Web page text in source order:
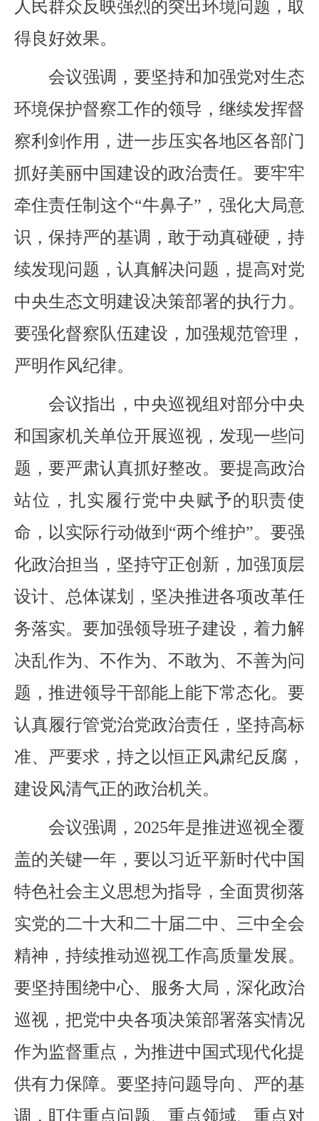
人民群众反映强烈的突出环境问题，取
得良好效果。
会议强调，要坚持和加强党对生态
环境保护督察工作的领导，继续发挥督
察利剑作用，进一步压实各地区各部门
抓好美丽中国建设的政治责任。要牢牢
牵住责任制这个“牛鼻子”，强化大局意
识，保持严的基调，敢于动真碰硬，持
续发现问题，认真解决问题，提高对党
中央生态文明建设决策部署的执行力。
要强化督察队伍建设，加强规范管理，
严明作风纪律。
会议指出，中央巡视组对部分中央
和国家机关单位开展巡视，发现一些问
题，要严肃认真抓好整改。要提高政治
站位，扎实履行党中央赋予的职责使
命，以实际行动做到“两个维护”。要强
化政治担当，坚持守正创新，加强顶层
设计、总体谋划，坚决推进各项改革任
务落实。要加强领导班子建设，着力解
决乱作为、不作为、不敢为、不善为问
题，推进领导干部能上能下常态化。要
认真履行管党治党政治责任，坚持高标
准、严要求，持之以恒正风肃纪反腐，
建设风清气正的政治机关。
会议强调，2025年是推进巡视全覆
盖的关键一年，要以习近平新时代中国
特色社会主义思想为指导，全面贯彻落
实党的二十大和二十届二中、三中全会
精神，持续推动巡视工作高质量发展。
要坚持围绕中心、服务大局，深化政治
巡视，把党中央各项决策部署落实情况
作为监督重点，为推进中国式现代化提
供有力保障。要坚持问题导向、严的基
调，盯住重点问题、重点领域、重点对